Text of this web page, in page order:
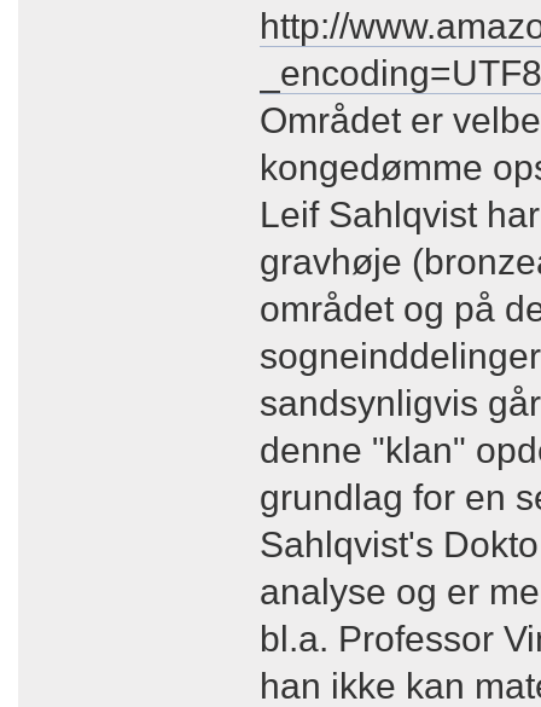
http://
Området er
kongedømme
Leif Sahlqvist
gravhøje
området og på
sandsynligvis
denne "klan"
grundlag for en
Sahlqvist's
analyse og er
bl.a. Professor
han ikke kan